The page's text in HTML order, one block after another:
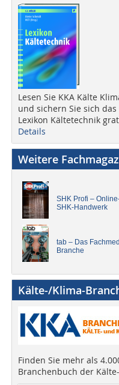
Lesen Sie KKA Kälte
und sichern Sie sich das
Lexikon Kältetechnik
Details
Weitere
SHK Profi –
SHK-Handwerk
tab – Das
Branche
Kälte-/Klima-
Finden Sie mehr als
Branchenbuch der